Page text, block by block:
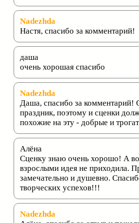
Nadezhda
Настя, спасибо за комментарий!
даша
очень хорошая спасибо
Nadezhda
Даша, спасибо за комментарий!
праздник, поэтому и сценки
похожие на эту - добрые и
Алёна
Сценку знаю очень хорошо! А
взрослыми идея не приходила.
замечательно и душевно.
творческих успехов!!!
Nadezhda